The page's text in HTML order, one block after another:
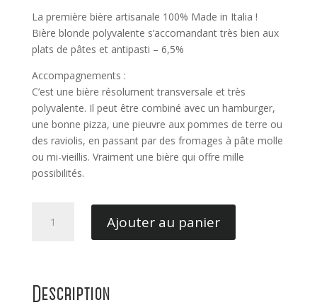
La première bière artisanale 100% Made in Italia !
Bière blonde polyvalente s’accomandant très bien aux
plats de pâtes et antipasti – 6,5%
Accompagnements :
C’est une bière résolument transversale et très
polyvalente. Il peut être combiné avec un hamburger,
une bonne pizza, une pieuvre aux pommes de terre ou
des raviolis, en passant par des fromages à pâte molle
ou mi-vieillis. Vraiment une bière qui offre mille
possibilités.
Baladin
Ajouter au panier
Description